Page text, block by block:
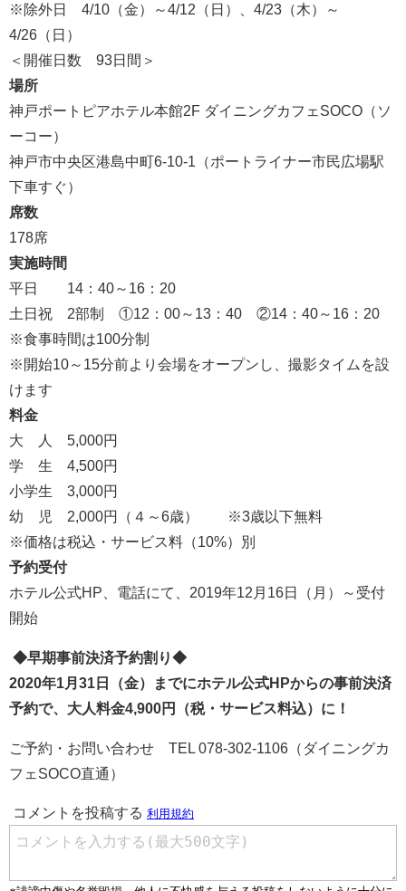
※除外日 4/10（金）～4/12（日）、4/23（木）～
4/26（日）
＜開催日数 93日間＞
場所
神戸ポートピアホテル本館2F ダイニングカフェSOCO（ソ
ーコー）
神戸市中央区港島中町6-10-1（ポートライナー市民広場駅
下車すぐ）
席数
178席
実施時間
平日 14：40～16：20
土日祝 2部制 ①12：00～13：40 ②14：40～16：20
※食事時間は100分制
※開始10～15分前より会場をオープンし、撮影タイムを設
けます
料金
大 人 5,000円
学 生 4,500円
小学生 3,000円
幼 児 2,000円（４～6歳） ※3歳以下無料
※価格は税込・サービス料（10%）別
予約受付
ホテル公式HP、電話にて、2019年12月16日（月）～受付
開始
◆早期事前決済予約割り◆
2020年1月31日（金）までにホテル公式HPからの事前決済
予約で、大人料金4,900円（税・サービス料込）に！
ご予約・お問い合わせ TEL 078-302-1106（ダイニングカ
フェSOCO直通）